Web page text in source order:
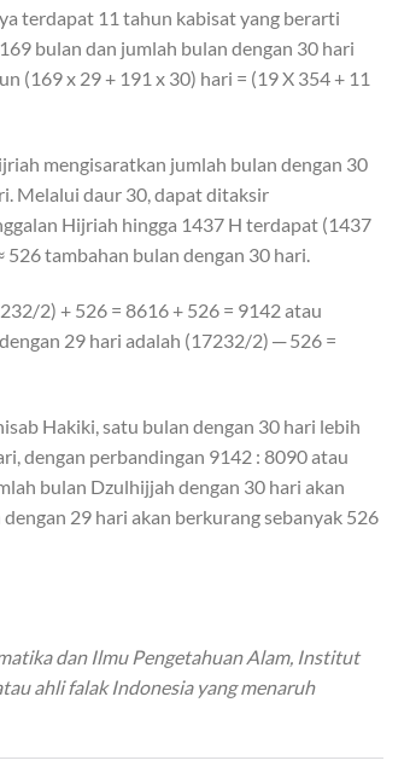
terdapat 11 tahun kabisat yang berarti
bulan dan jumlah bulan dengan 30 hari
(169 x 29 + 191 x 30) hari = (19 X 354 + 11
mengisaratkan jumlah bulan dengan 30
Melalui daur 30, dapat ditaksir
Hijriah hingga 1437 H terdapat (1437
tambahan bulan dengan 30 hari.
2) + 526 = 8616 + 526 = 9142 atau
29 hari adalah (17232/2) ─ 526 =
Hakiki, satu bulan dengan 30 hari lebih
dengan perbandingan 9142 : 8090 atau
bulan Dzulhijjah dengan 30 hari akan
29 hari akan berkurang sebanyak 526
dan Ilmu Pengetahuan Alam, Institut
ahli falak Indonesia yang menaruh